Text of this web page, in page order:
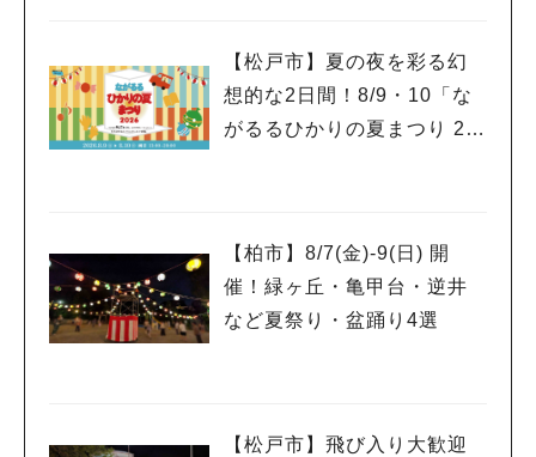
【松戸市】夏の夜を彩る幻
想的な2日間！8/9・10「な
がるるひかりの夏まつり 20
【柏市】8/7(金)‐9(日) 開
催！緑ヶ丘・亀甲台・逆井
など夏祭り・盆踊り4選
【松戸市】飛び入り大歓迎